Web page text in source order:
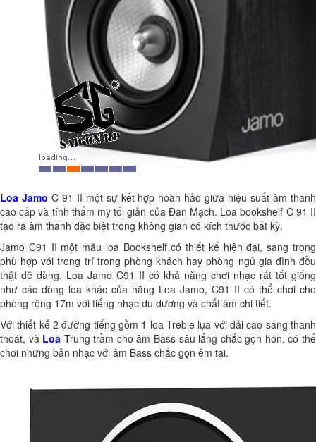
Loa Jamo C 91 II một sự kết hợp hoàn hảo giữa hiệu suất âm thanh
cao cấp và tính thẩm mỹ tối giản của Đan Mạch. Loa bookshelf C 91 II
tạo ra âm thanh đặc biệt trong không gian có kích thước bất kỳ.
Jamo C91 II một mẫu loa Bookshelf có thiết kế hiện đại, sang trọng
phù hợp với trong trí trong phòng khách hay phòng ngủ gia đình đều
thật dễ dàng. Loa Jamo C91 II có khả năng chơi nhạc rất tốt giống
như các dòng loa khác của hãng Loa Jamo, C91 II có thể chơi cho
phòng rộng 17m với tiếng nhạc du dương và chất âm chi tiết.
Với thiết kế 2 đường tiếng gồm 1 loa Treble lụa với dải cao sáng thanh
thoát, và Loa Trung trầm cho âm Bass sâu lắng chắc gọn hơn, có thể
chơi những bản nhạc với âm Bass chắc gọn êm tai.